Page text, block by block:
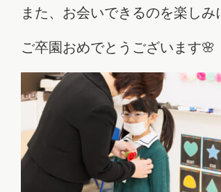
また、お会いできるのを楽しみ
ご卒園おめでとうございます🌸